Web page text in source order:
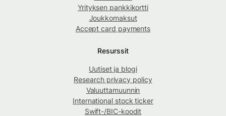
Yrityksen pankkikortti
Joukkomaksut
Accept card payments
Resurssit
Uutiset ja blogi
Research privacy policy
Valuuttamuunnin
International stock ticker
Swift-/BIC-koodit